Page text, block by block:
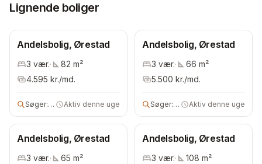
Lignende boliger
Andelsbolig, Ørestad
3 vær.· 82 m²
4.595 kr./md.
Søger:andels- eller ejerbolig
Aktiv denne uge
Andelsbolig, Ørestad
3 vær.· 66 m²
5.500 kr./md.
Søger:2 vær andelsbolig
Aktiv denne uge
Andelsbolig, Ørestad
3 vær.· 65 m²
Andelsbolig, Ørestad
3 vær.· 108 m²